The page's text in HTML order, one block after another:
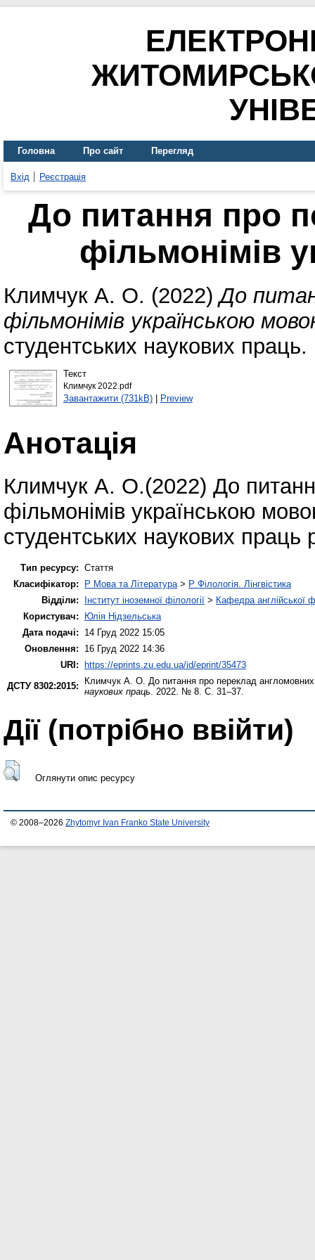
Головна Про сайт Перегляд
Вхід Реєстрація
До питання про
фільмонімів
Климчук А. О. (2022)До
фільмонімів українською
студентських наукових
Текст
Климчук 2022.pdf
Завантажити (731kB)| Preview
Анотація
Климчук А. О.(2022) До
фільмонімів українською
студентських наукових праць
Тип ресурсу: Стаття
Класифікатор:
P Мова та Література > P Філологія. Лінгвістика
Відділи:
Інститут іноземної філології > Кафедра англійської
Користувач:
Юлія Нідзельська
Дата подачі:
14 Груд 2022 15:05
Оновлення:
16 Груд 2022 14:36
URI: https://eprints.zu.edu.ua/id/eprint/35473
ДСТУ 8302:2015:
Климчук А. О. До питання про переклад
наукових праць . 2022. № 8. С. 31–37.
Дії ​​(потрібно ввійти)
Оглянути опис ресурсу
© 2008–2026 Zhytomyr Ivan Franko State University